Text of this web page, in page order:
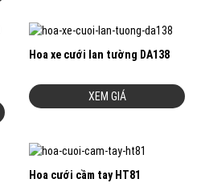
Hoa xe cưới lan tường DA138
XEM GIÁ
Hoa cưới cầm tay HT81